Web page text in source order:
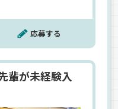
も充実＞残業も少
オフを切り換えな
応募する
輩が未経験入